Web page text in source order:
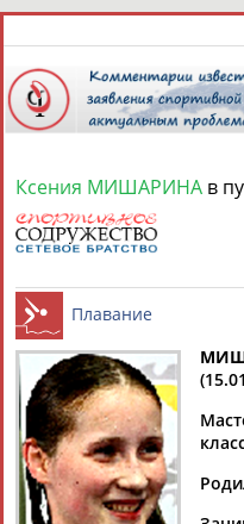
6
СПОРТСМЕНЫ,
Найдено: 13181
Аслаудин
Елена
Ксения МИШАРИНА в
Плавание